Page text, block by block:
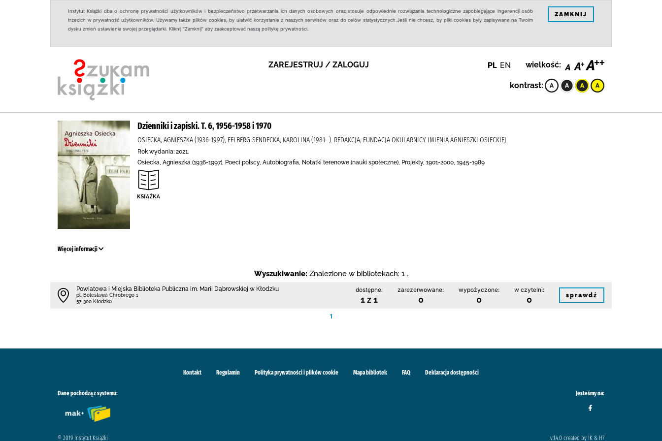
Instytut Książki dba o ochronę prywatności użytkowników i bezpieczeństwo przetwarzania ich danych osobowych oraz stosuje odpowiednie rozwiązania technologiczne zapobiegające ingerencji osób
trzecich w prywatność użytkowników. Używamy także plików cookies, by ułatwić korzystanie z naszych serwisów oraz do celów statystycznych.Jeśli nie chcesz, by pliki cookies były zapisywane na Twoim
dysku zmień ustawienia swojej przeglądarki. Kliknij "Zamknij" aby zaakceptować naszą politykę prywatności.
ZAMKNIJ
ZAREJESTRUJ / ZALOGUJ PL EN wielkość:
kontrast:
Dzienniki i zapiski. T. 6, 1956-1958 i 1970
OSIECKA, AGNIESZKA (1936-1997), FELBERG-SENDECKA, KAROLINA (1981- ). REDAKCJA, FUNDACJA OKULARNICY IMIENIA AGNIESZKI OSIECKIEJ
Rok wydania: 2021.
Osiecka, Agnieszka (1936-1997), Poeci polscy, Autobiografia, Notatki terenowe (nauki społeczne), Projekty, 1901-2000, 1945-1989
Więcej informacji
Wyszukiwanie: Znalezione w bibliotekach: 1 .
Powiatowa i Miejska Biblioteka Publiczna im. Marii Dąbrowskiej w Kłodzku
pl. Bolesława Chrobrego 1
57-300 Kłodzko
dostępne:
1 z 1
zarezerwowane:
0
wypożyczone:
0
w czytelni:
0 sprawdź
1
Kontakt Regulamin Polityka prywatności i plików cookie Mapa bibliotek FAQ Deklaracja dostępności
Dane pochodzą z systemu: Jesteśmy na:
© 2019 Instytut Książki v.1.4.0 created by IK & H7